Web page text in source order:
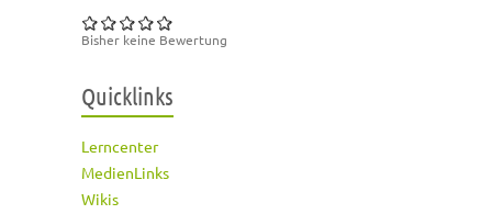
Bisher keine Bewertung
Quicklinks
Lerncenter
MedienLinks
Wikis